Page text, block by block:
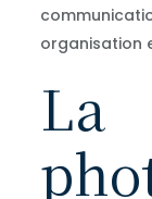
organisation
La